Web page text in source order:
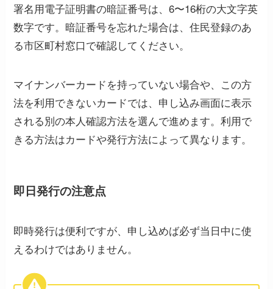
署名用電子証明書の暗証番号は、6〜16桁の大文字英
数字です。暗証番号を忘れた場合は、住民登録のあ
る市区町村窓口で確認してください。
マイナンバーカードを持っていない場合や、この方
法を利用できないカードでは、申し込み画面に表示
される別の本人確認方法を選んで進めます。利用で
きる方法はカードや発行方法によって異なります。
即日発行の注意点
即時発行は便利ですが、申し込めば必ず当日中に使
えるわけではありません。